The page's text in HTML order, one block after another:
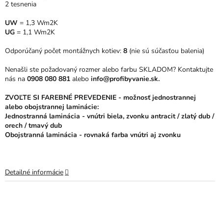
2 tesnenia
UW = 1,3 Wm2K
UG = 1,1 Wm2K
Odporúčaný počet montážnych kotiev: 8 (nie sú súčasťou balenia)
Nenašli ste požadovaný rozmer alebo farbu SKLADOM? Kontaktujte
nás na 0908 080 881 alebo info@profibyvanie.sk.
ZVOĽTE SI FAREBNÉ PREVEDENIE - možnosť jednostrannej
alebo obojstrannej laminácie:
Jednostranná laminácia - vnútri biela, zvonku antracit / zlatý dub /
orech / tmavý dub
Obojstranná laminácia - rovnaká farba vnútri aj zvonku
Detailné informácie